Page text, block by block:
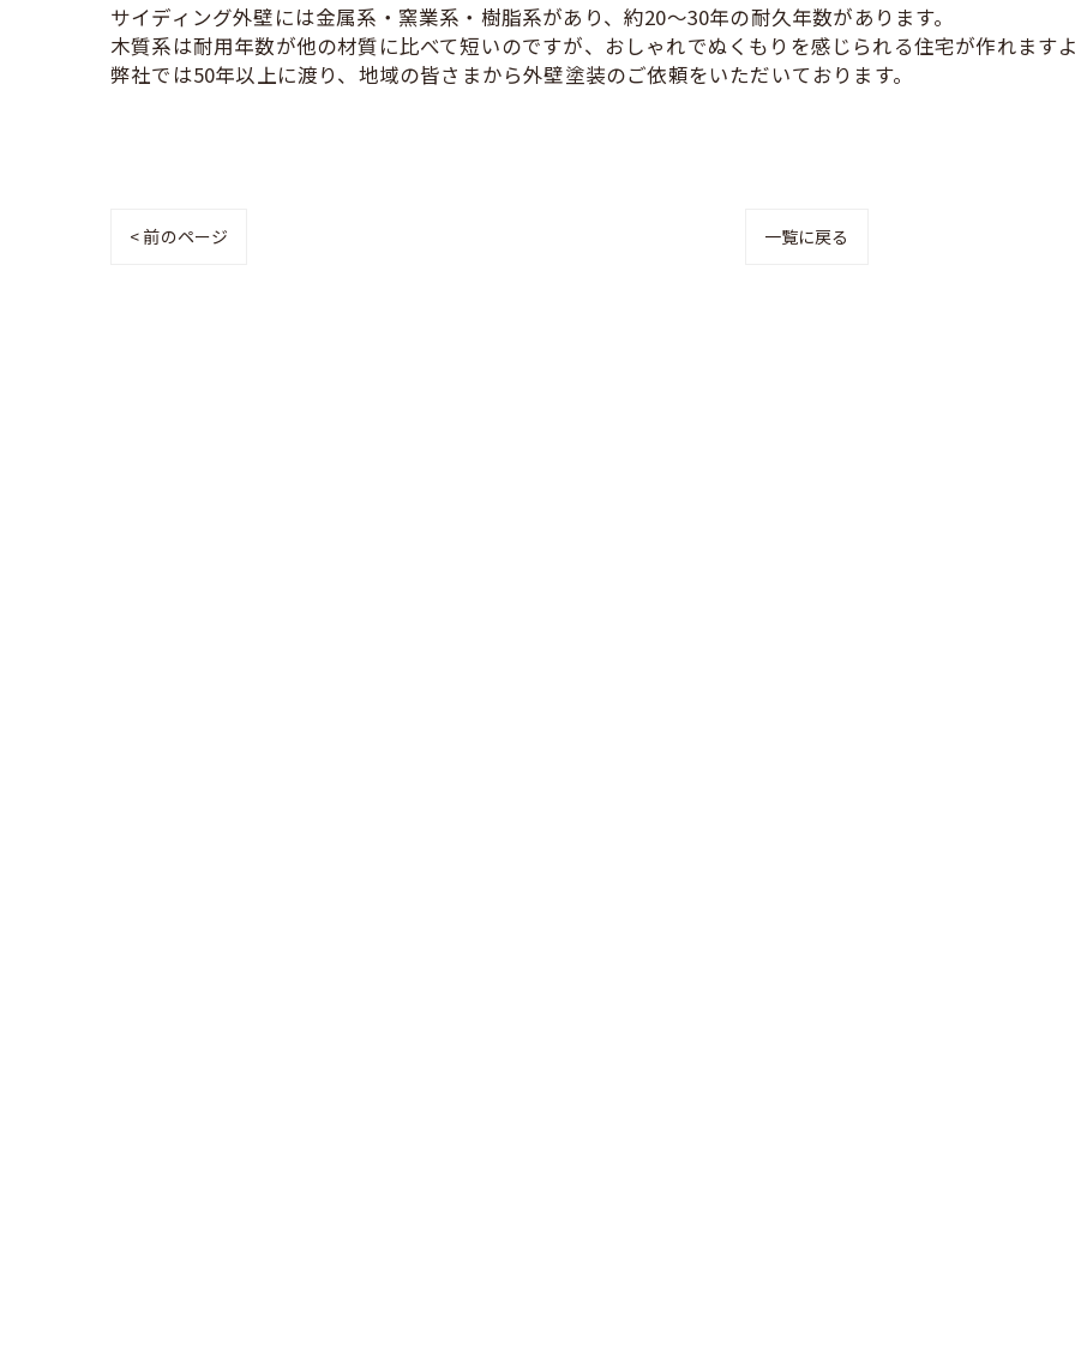
サイディング外壁には金属系・窯業系・樹脂系があり、約20～30年の耐久年数があります。
木質系は耐用年数が他の材質に比べて短いのですが、おしゃれでぬくもりを感じられる住宅が作れますよ
弊社では50年以上に渡り、地域の皆さまから外壁塗装のご依頼をいただいております。
< 前のページ 一覧に戻る